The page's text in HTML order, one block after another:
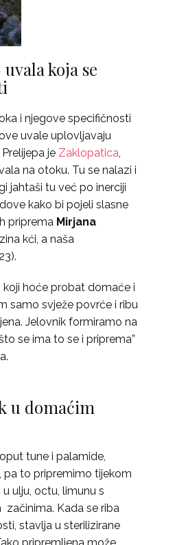
koja se
i njegove specifičnosti
uvale uplovljavaju
je Zaklopatica,
na otoku. Tu se nalazi i
jahtaši tu već po inerciji
kako bi pojeli slasne
priprema Mirjana
kći, a naša
koji hoće probat domaće i
samo svježe povrće i ribu
Jelovnik formiramo na
se ima to se i priprema”
u domaćim
tune i palamide,
pa to pripremimo tijekom
ulju, octu, limunu s
Kada se riba
stavlja u sterilizirane